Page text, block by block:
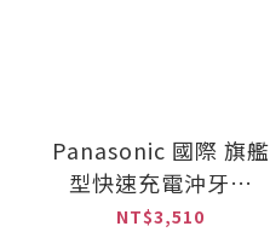
Panasonic 國際 旗艦
型快速充電沖牙機
(EW-DJ86)
NT$3,510